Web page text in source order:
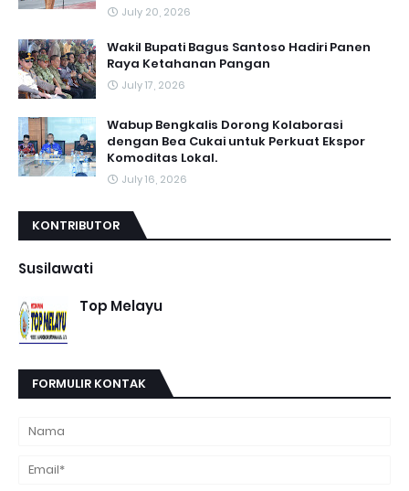
July 20, 2026
Wakil Bupati Bagus Santoso Hadiri Panen
Raya Ketahanan Pangan
July 17, 2026
Wabup Bengkalis Dorong Kolaborasi
dengan Bea Cukai untuk Perkuat Ekspor
Komoditas Lokal.
July 16, 2026
KONTRIBUTOR
Susilawati
Top Melayu
FORMULIR KONTAK